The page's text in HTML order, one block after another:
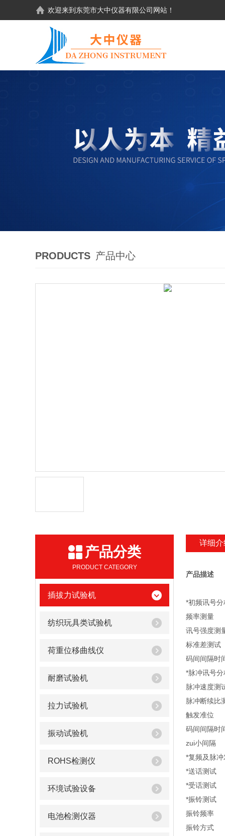
欢迎来到东莞市大中仪器有限公司网站！
PRODUCTS 产品中心
产品分类
PRODUCT CATEGORY
插拔力试验机
纺织玩具类试验机
荷重位移曲线仪
耐磨试验机
拉力试验机
振动试验机
ROHS检测仪
环境试验设备
电池检测仪器
详细介
产品描述
*初频讯号
频率测量
讯号强度测
标准差测试
码间间隔时
*脉冲讯号
脉冲速度测
脉冲断续比
触发准位
码间间隔时
zui小间隔
*复频及脉
*送话测试
*受话测试
*振铃测试
振铃频率
振铃方式